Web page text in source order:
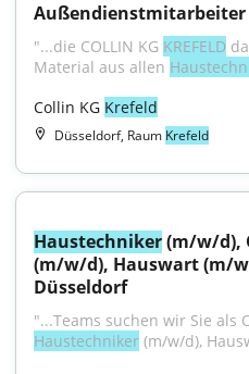
"...die COLLIN KG KREFELD
Material aus allen
Collin KG Krefeld
Düsseldorf, Raum Krefeld
Haustechniker (m/w/d),
(m/w/d), Hauswart (m/
Düsseldorf
Haustechniker (m/w/d),